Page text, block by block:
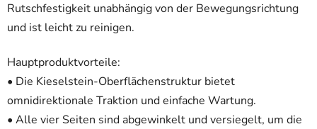
Rutschfestigkeit unabhängig von der Bewegungsrichtung
und ist leicht zu reinigen.
Hauptproduktvorteile:
• Die Kieselstein-Oberflächenstruktur bietet
omnidirektionale Traktion und einfache Wartung.
• Alle vier Seiten sind abgewinkelt und versiegelt, um die